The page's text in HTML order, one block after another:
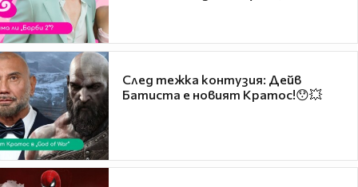
След тежка контузия: Дейв
Батиста е новият Кратос!😯💥